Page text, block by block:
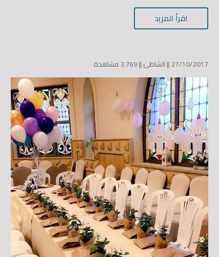
اقرأ المزيد
27/10/2017 || الشاطئ||3٬769 مشاهدة